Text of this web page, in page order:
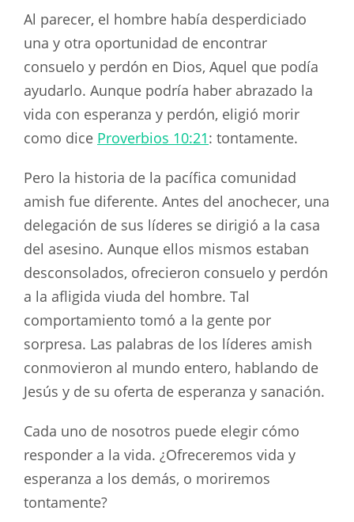
Al parecer, el hombre había desperdiciado
una y otra oportunidad de encontrar
consuelo y perdón en Dios, Aquel que podía
ayudarlo. Aunque podría haber abrazado la
vida con esperanza y perdón, eligió morir
como dice Proverbios 10:21: tontamente.
Pero la historia de la pacífica comunidad
amish fue diferente. Antes del anochecer, una
delegación de sus líderes se dirigió a la casa
del asesino. Aunque ellos mismos estaban
desconsolados, ofrecieron consuelo y perdón
a la afligida viuda del hombre. Tal
comportamiento tomó a la gente por
sorpresa. Las palabras de los líderes amish
conmovieron al mundo entero, hablando de
Jesús y de su oferta de esperanza y sanación.
Cada uno de nosotros puede elegir cómo
responder a la vida. ¿Ofreceremos vida y
esperanza a los demás, o moriremos
tontamente?